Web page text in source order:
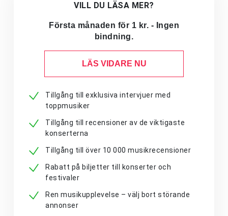
VILL DU LÄSA MER?
Första månaden för 1 kr. - Ingen
bindning.
LÄS VIDARE NU
Tillgång till exklusiva intervjuer med
toppmusiker
Tillgång till recensioner av de viktigaste
konserterna
Tillgång till över 10 000 musikrecensioner
Rabatt på biljetter till konserter och
festivaler
Ren musikupplevelse – välj bort störande
annonser